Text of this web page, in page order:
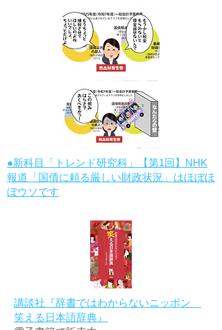
●新科目「トレンド研究科」【第1回】NHK
報道「国債に頼る厳しい財政状況」はほぼほ
ぼウソです
講談社『辞書ではわからないニッポン
笑える日本語辞典』